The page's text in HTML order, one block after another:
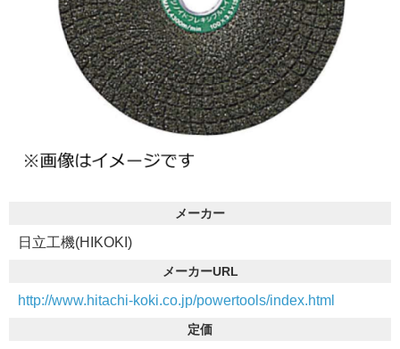
メーカー
日立工機(HIKOKI)
メーカーURL
http://www.hitachi-koki.co.jp/powertools/index.html
定価